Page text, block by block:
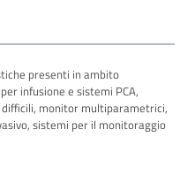
presenti in ambito
infusione e sistemi PCA,
monitor multiparametrici,
sistemi per il monitoraggio